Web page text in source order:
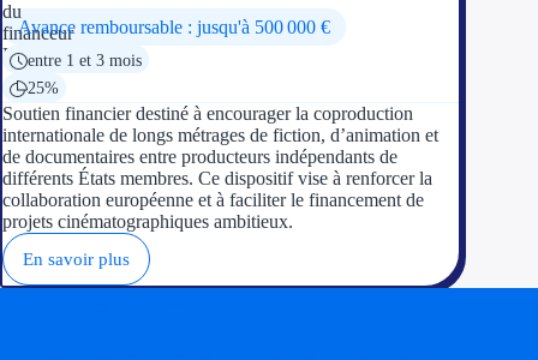
Avance remboursable : jusqu'à 500 000 €
entre 1 et 3 mois
25%
Soutien financier destiné à encourager la coproduction
internationale de longs métrages de fiction, d’animation et
de documentaires entre producteurs indépendants de
différents États membres. Ce dispositif vise à renforcer la
collaboration européenne et à faciliter le financement de
projets cinématographiques ambitieux.
En savoir plus